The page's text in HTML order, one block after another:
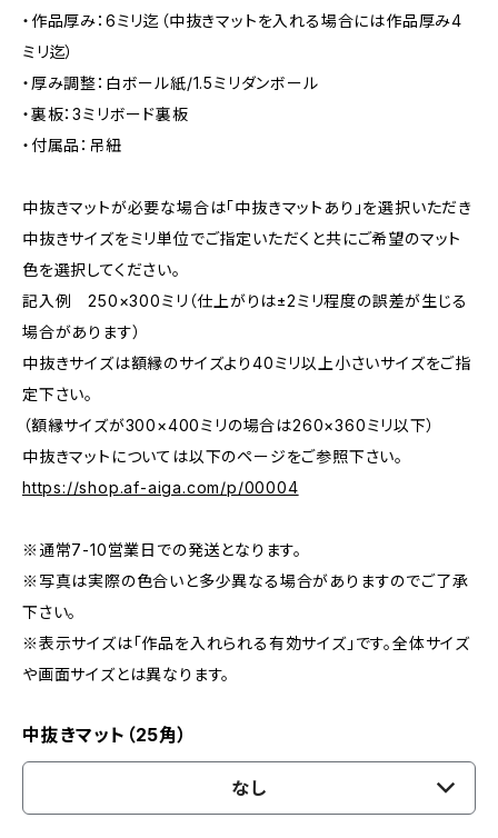
・作品厚み：6ミリ迄（中抜きマットを入れる場合には作品厚み4
ミリ迄）
・厚み調整：白ボール紙/1.5ミリダンボール
・裏板：3ミリボード裏板
・付属品：吊紐
中抜きマットが必要な場合は「中抜きマットあり」を選択いただき
中抜きサイズをミリ単位でご指定いただくと共にご希望のマット
色を選択してください。
記入例 250×300ミリ（仕上がりは±2ミリ程度の誤差が生じる
場合があります）
中抜きサイズは額縁のサイズより40ミリ以上小さいサイズをご指
定下さい。
（額縁サイズが300×400ミリの場合は260×360ミリ以下）
中抜きマットについては以下のページをご参照下さい。
https://shop.af-aiga.com/p/00004
※通常7-10営業日での発送となります。
※写真は実際の色合いと多少異なる場合がありますのでご了承
下さい。
※表示サイズは「作品を入れられる有効サイズ」です。全体サイズ
や画面サイズとは異なります。
中抜きマット（25角）
なし